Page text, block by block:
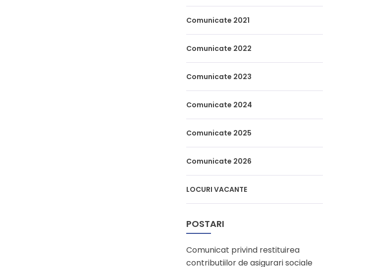
Comunicate 2021
Comunicate 2022
Comunicate 2023
Comunicate 2024
Comunicate 2025
Comunicate 2026
LOCURI VACANTE
POSTARI
Comunicat privind restituirea
contributiilor de asigurari sociale